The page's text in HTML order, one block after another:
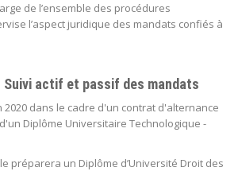
de l’ensemble des procédures
l’aspect juridique des mandats confiés à
Suivi actif et passif des mandats
2020 dans le cadre d'un contrat d'alternance
Diplôme Universitaire Technologique -
préparera un Diplôme d’Université Droit des